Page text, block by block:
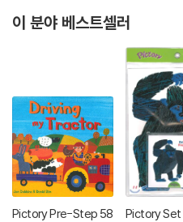
이 분야 베스트셀러
Pictory Pre-Step 58
Pictory